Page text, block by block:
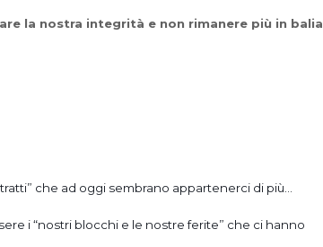
la nostra integrità e non rimanere più in balia
che ad oggi sembrano appartenerci di più…
i “nostri blocchi e le nostre ferite” che ci hanno